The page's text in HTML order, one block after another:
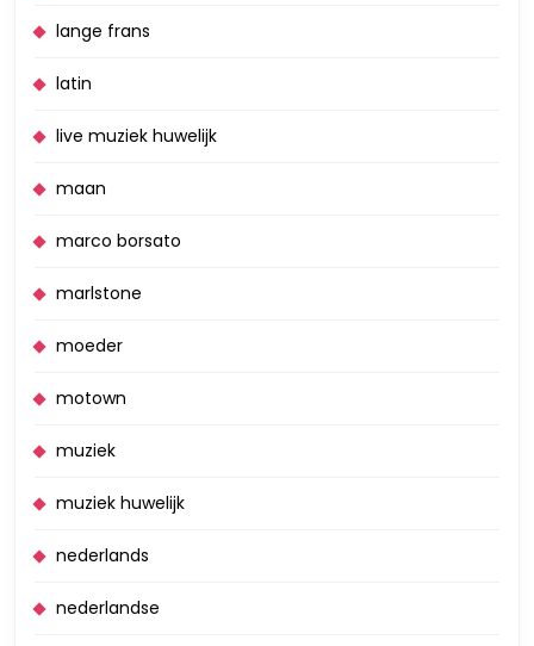
lange frans
latin
live muziek huwelijk
maan
marco borsato
marlstone
moeder
motown
muziek
muziek huwelijk
nederlands
nederlandse